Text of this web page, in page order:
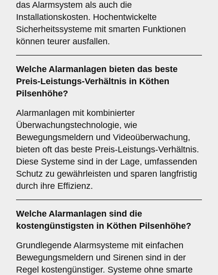
das Alarmsystem als auch die
Installationskosten. Hochentwickelte
Sicherheitssysteme mit smarten Funktionen
können teurer ausfallen.
Welche Alarmanlagen bieten das beste
Preis-Leistungs-Verhältnis in Köthen
Pilsenhöhe?
Alarmanlagen mit kombinierter
Überwachungstechnologie, wie
Bewegungsmeldern und Videoüberwachung,
bieten oft das beste Preis-Leistungs-Verhältnis.
Diese Systeme sind in der Lage, umfassenden
Schutz zu gewährleisten und sparen langfristig
durch ihre Effizienz.
Welche Alarmanlagen sind die
kostengünstigsten in Köthen Pilsenhöhe?
Grundlegende Alarmsysteme mit einfachen
Bewegungsmeldern und Sirenen sind in der
Regel kostengünstiger. Systeme ohne smarte